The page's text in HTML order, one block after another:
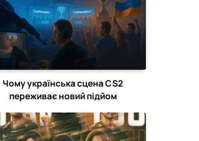
Чому українська сцена CS2
переживає новий підйом